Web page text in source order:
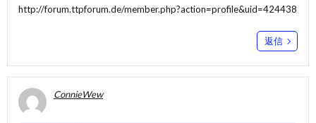
http://forum.ttpforum.de/member.php?action=profile&uid=424438
返信
ConnieWew